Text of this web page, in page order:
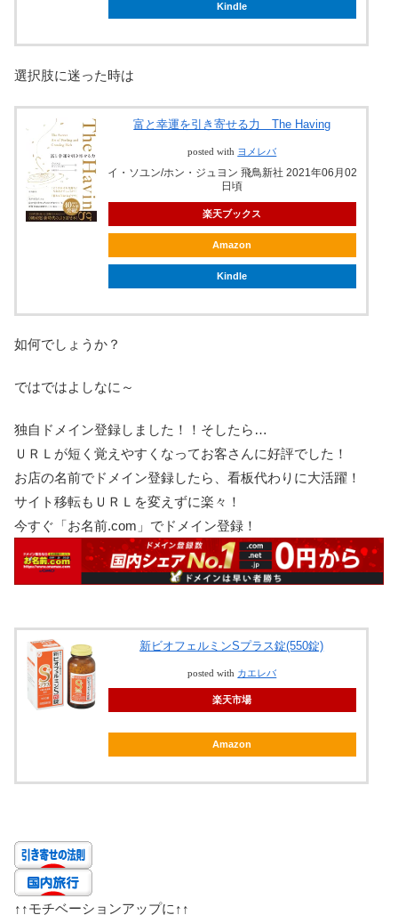
Kindle
選択肢に迷った時は
富と幸運を引き寄せる力 The Having
posted with ヨメレバ
イ・ソユン/ホン・ジュヨン 飛鳥新社 2021年06月02
日頃
楽天ブックス
Amazon
Kindle
如何でしょうか？
ではではよしなに～
独自ドメイン登録しました！！そしたら…
ＵＲＬが短く覚えやすくなってお客さんに好評でした！
お店の名前でドメイン登録したら、看板代わりに大活躍！
サイト移転もＵＲＬを変えずに楽々！
今すぐ「お名前.com」でドメイン登録！
新ビオフェルミンSプラス錠(550錠)
posted with カエレバ
楽天市場
Amazon
↑↑モチベーションアップに ↑↑